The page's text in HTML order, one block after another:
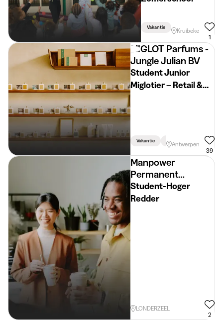
Vakantie
Kruibeke
1
MIGLOT Parfums -
Jungle Julian BV
Student Junior
Miglotier – Retail &
Support ,-
Antwerpen
Vakantie Week Weekend
Antwerpen
39
Manpower
Permanent
Placement
Student-Hoger
Redder
LONDERZEEL
2